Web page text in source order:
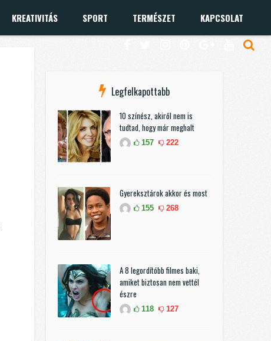
KREATIVITÁS SPORT TERMÉSZET KAPCSOLAT
Legfelkapottabb
10 színész, akiről nem is
tudtad, hogy már meghalt
157 222
Gyereksztárok akkor és most
155 268
A 8 legordítóbb filmes baki,
amiket biztosan nem vettél
észre
118 127